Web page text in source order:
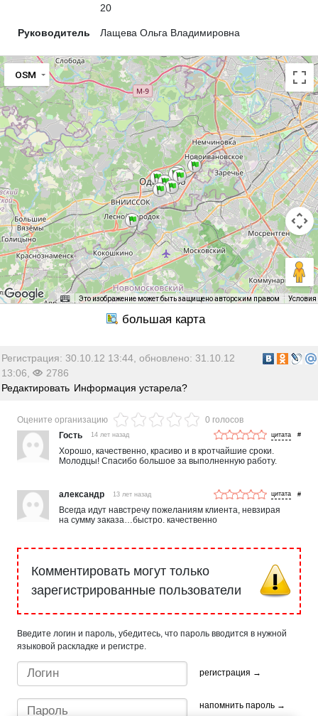
20
Руководитель Лащева Ольга Владимировна
OSM
Это изображение может быть защищено авторским правом Условия
Регистрация: 30.10.12 13:44, обновлено: 31.10.12
13:06,
2786
Редактировать Информация устарела?
Оцените организацию
0 голосов
Гость
14 лет назад #
Хорошо, качественно, красиво и в кротчайшие сроки.
Молодцы! Спасибо большое за выполненную работу.
александр 13 лет назад #
Всегда идут навстречу пожеланиям клиента, невзирая
на сумму заказа…быстро. качественно
Комментировать могут только
зарегистрированные пользователи
Введите логин и пароль, убедитесь, что пароль вводится в нужной
языковой раскладке и регистре.
регистрация →
напомнить пароль →